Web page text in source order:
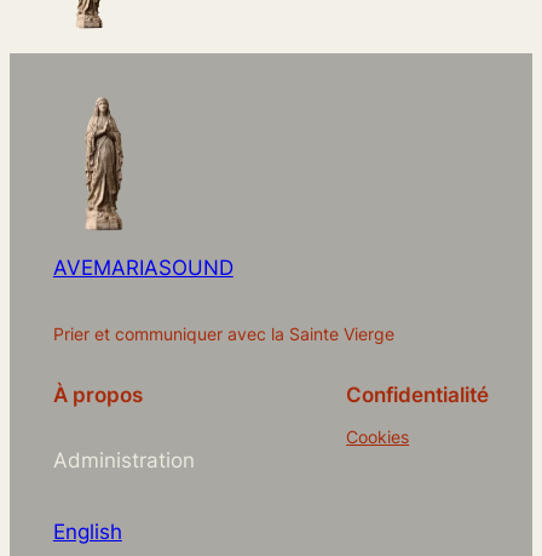
AVEMARIASOUND
Prier et communiquer avec la Sainte Vierge
À propos
Administration
English
Confidentialité
Cookies